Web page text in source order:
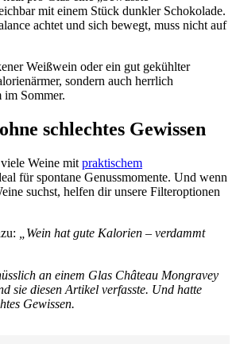
mit einem Stück dunkler Schokolade.
achtet und sich bewegt, muss nicht auf
Weißwein oder ein gut gekühlter
sondern auch herrlich
im Sommer.
schlechtes Gewissen
Weine mit praktischem
für spontane Genussmomente. Und wenn
suchst, helfen dir unsere Filteroptionen
„Wein hat gute Kalorien – verdammt
an einem Glas Château Mongravey
sie diesen Artikel verfasste. Und hatte
Gewissen.